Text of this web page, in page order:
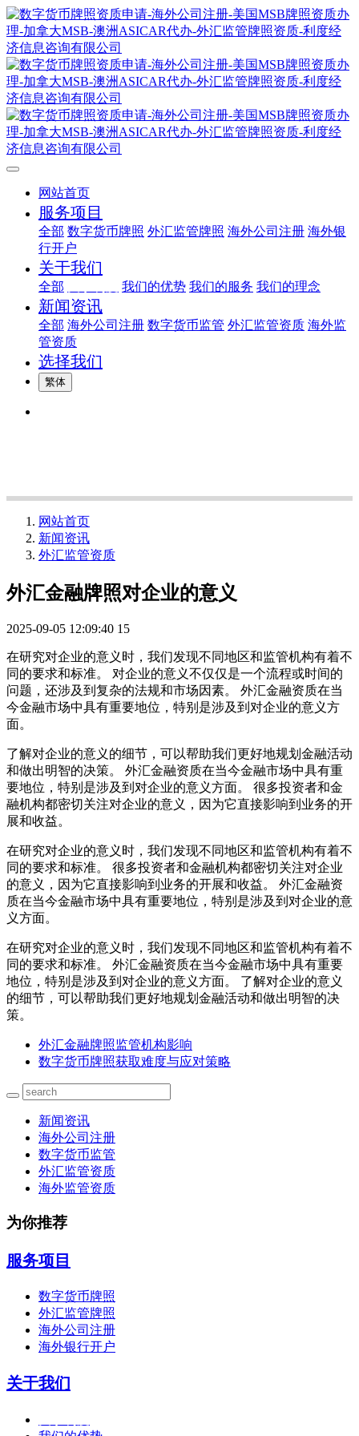
网站首页
服务项目
全部 数字货币牌照 外汇监管牌照 海外公司注册 海外银
行开户
关于我们
全部 我们的优势 我们的服务 我们的理念
新闻资讯
全部 海外公司注册 数字货币监管 外汇监管资质 海外监
管资质
选择我们
繁体
网站首页
新闻资讯
外汇监管资质
外汇金融牌照对企业的意义
2025-09-05 12:09:40 15
在研究对企业的意义时，我们发现不同地区和监管机构有着不
同的要求和标准。 对企业的意义不仅仅是一个流程或时间的
问题，还涉及到复杂的法规和市场因素。 外汇金融资质在当
今金融市场中具有重要地位，特别是涉及到对企业的意义方
面。
了解对企业的意义的细节，可以帮助我们更好地规划金融活动
和做出明智的决策。 外汇金融资质在当今金融市场中具有重
要地位，特别是涉及到对企业的意义方面。 很多投资者和金
融机构都密切关注对企业的意义，因为它直接影响到业务的开
展和收益。
在研究对企业的意义时，我们发现不同地区和监管机构有着不
同的要求和标准。 很多投资者和金融机构都密切关注对企业
的意义，因为它直接影响到业务的开展和收益。 外汇金融资
质在当今金融市场中具有重要地位，特别是涉及到对企业的意
义方面。
在研究对企业的意义时，我们发现不同地区和监管机构有着不
同的要求和标准。 外汇金融资质在当今金融市场中具有重要
地位，特别是涉及到对企业的意义方面。 了解对企业的意义
的细节，可以帮助我们更好地规划金融活动和做出明智的决
策。
外汇金融牌照监管机构影响
数字货币牌照获取难度与应对策略
新闻资讯
海外公司注册
数字货币监管
外汇监管资质
海外监管资质
为你推荐
服务项目
数字货币牌照
外汇监管牌照
海外公司注册
海外银行开户
关于我们